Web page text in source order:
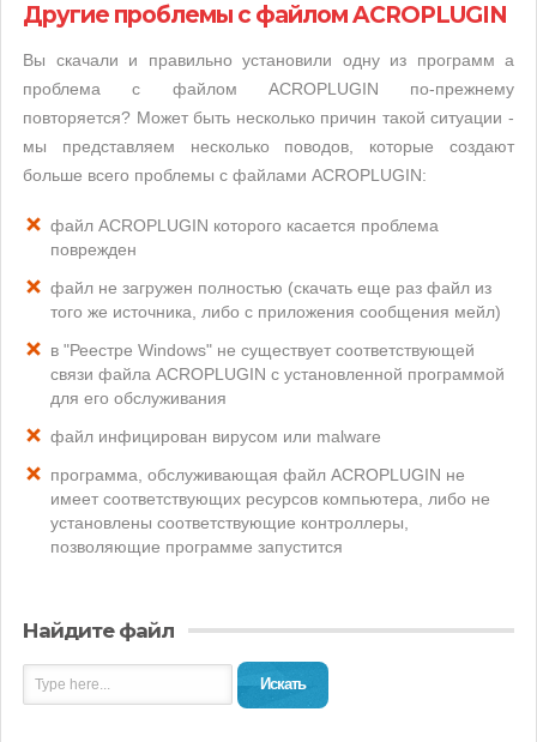
Другие проблемы с файлом ACROPLUGIN
Вы скачали и правильно установили одну из программ а
проблема с файлом ACROPLUGIN по-прежнему
повторяется? Может быть несколько причин такой ситуации -
мы представляем несколько поводов, которые создают
больше всего проблемы с файлами ACROPLUGIN:
файл ACROPLUGIN которого касается проблема
поврежден
файл не загружен полностью (скачать еще раз файл из
того же источника, либо с приложения сообщения мейл)
в "Реестре Windows" не существует соответствующей
связи файла ACROPLUGIN с установленной программой
для его обслуживания
файл инфицирован вирусом или malware
программа, обслуживающая файл ACROPLUGIN не
имеет соответствующих ресурсов компьютера, либо не
установлены соответствующие контроллеры,
позволяющие программе запустится
Найдите файл
Искать